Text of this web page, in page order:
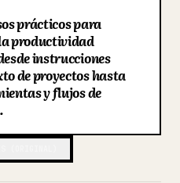
25. Documenta tu configuración completa
prácticos para
productividad
instrucciones
de proyectos hasta
y flujos de